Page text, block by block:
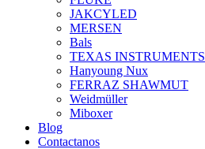
JAKCYLED
MERSEN
Bals
TEXAS INSTRUMENTS
Hanyoung Nux
FERRAZ SHAWMUT
Weidmüller
Miboxer
Blog
Contactanos